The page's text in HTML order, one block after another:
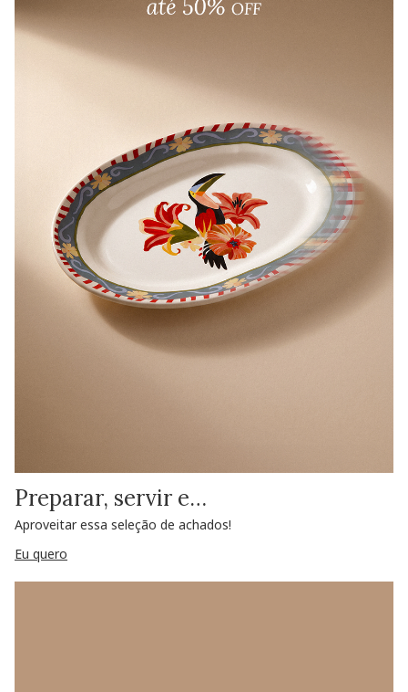
Preparar, servir e…
Aproveitar essa seleção de achados!
Eu quero